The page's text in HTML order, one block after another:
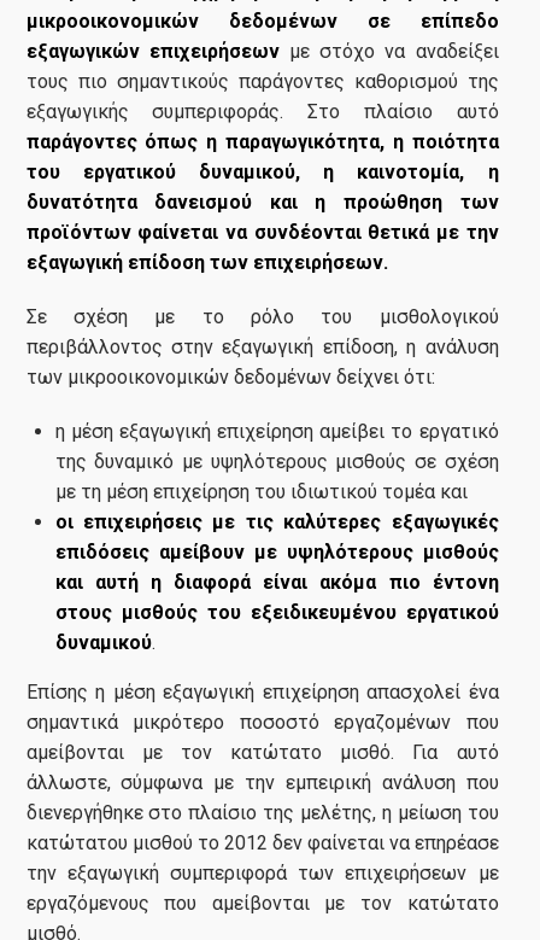
μικροοικονομικών δεδομένων σε επίπεδο
εξαγωγικών επιχειρήσεωνμε στόχο να αναδείξει
τους πιο σημαντικούς παράγοντες καθορισμού της
εξαγωγικής συμπεριφοράς. Στο πλαίσιο αυτό
παράγοντες όπως η παραγωγικότητα, η ποιότητα
του εργατικού δυναμικού, η καινοτομία, η
δυνατότητα δανεισμού και η προώθηση των
προϊόντων φαίνεται να συνδέονται θετικά με την
εξαγωγική επίδοση των επιχειρήσεων.
Σε σχέση με το ρόλο του μισθολογικού
περιβάλλοντος στην εξαγωγική επίδοση, η ανάλυση
των μικροοικονομικών δεδομένων δείχνει ότι:
η μέση εξαγωγική επιχείρηση αμείβει το εργατικό
της δυναμικό με υψηλότερους μισθούς σε σχέση
με τη μέση επιχείρηση του ιδιωτικού τομέα και
οι επιχειρήσεις με τις καλύτερες εξαγωγικές
επιδόσεις αμείβουν με υψηλότερους μισθούς
και αυτή η διαφορά είναι ακόμα πιο έντονη
στους μισθούς του εξειδικευμένου εργατικού
δυναμικού.
Επίσης η μέση εξαγωγική επιχείρηση απασχολεί ένα
σημαντικά μικρότερο ποσοστό εργαζομένων που
αμείβονται με τον κατώτατο μισθό. Για αυτό
άλλωστε, σύμφωνα με την εμπειρική ανάλυση που
διενεργήθηκε στο πλαίσιο της μελέτης, η μείωση του
κατώτατου μισθού το 2012 δεν φαίνεται να επηρέασε
την εξαγωγική συμπεριφορά των επιχειρήσεων με
εργαζόμενους που αμείβονται με τον κατώτατο
μισθό.